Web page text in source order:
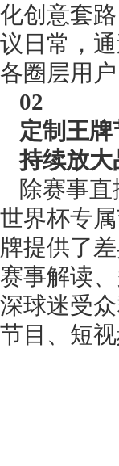
化创意套
议日常，
各圈层用
02
定制王
持续放
除赛事
世界杯专
牌提供了
赛事解读
深球迷受
节目、短